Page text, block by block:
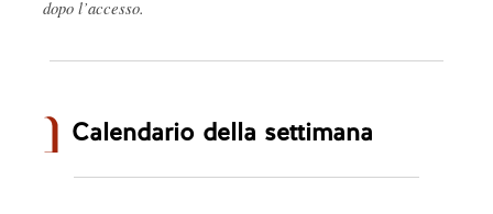
dopo l’accesso.
Calendario della settimana